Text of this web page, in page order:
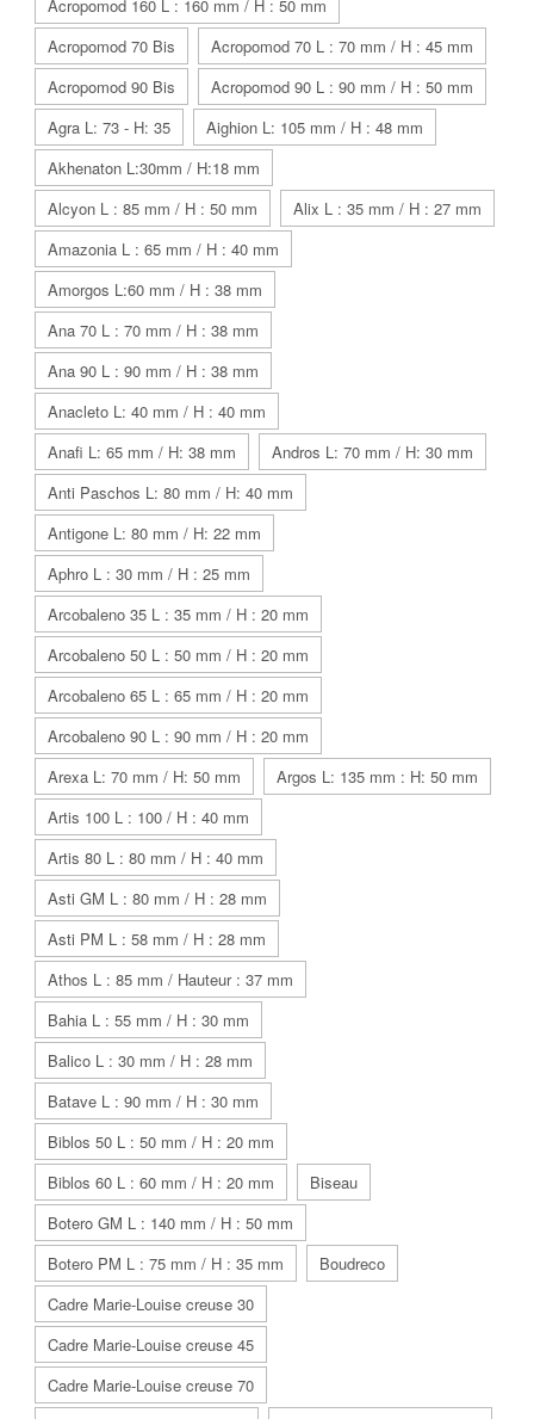
Acropomod 160 L : 160 mm / H : 50 mm
Acropomod 70 Bis
Acropomod 70 L : 70 mm / H : 45 mm
Acropomod 90 Bis
Acropomod 90 L : 90 mm / H : 50 mm
Agra L: 73 - H: 35
Aighion L: 105 mm / H : 48 mm
Akhenaton L:30mm / H:18 mm
Alcyon L : 85 mm / H : 50 mm
Alix L : 35 mm / H : 27 mm
Amazonia L : 65 mm / H : 40 mm
Amorgos L:60 mm / H : 38 mm
Ana 70 L : 70 mm / H : 38 mm
Ana 90 L : 90 mm / H : 38 mm
Anacleto L: 40 mm / H : 40 mm
Anafi L: 65 mm / H: 38 mm
Andros L: 70 mm / H: 30 mm
Anti Paschos L: 80 mm / H: 40 mm
Antigone L: 80 mm / H: 22 mm
Aphro L : 30 mm / H : 25 mm
Arcobaleno 35 L : 35 mm / H : 20 mm
Arcobaleno 50 L : 50 mm / H : 20 mm
Arcobaleno 65 L : 65 mm / H : 20 mm
Arcobaleno 90 L : 90 mm / H : 20 mm
Arexa L: 70 mm / H: 50 mm
Argos L: 135 mm : H: 50 mm
Artis 100 L : 100 / H : 40 mm
Artis 80 L : 80 mm / H : 40 mm
Asti GM L : 80 mm / H : 28 mm
Asti PM L : 58 mm / H : 28 mm
Athos L : 85 mm / Hauteur : 37 mm
Bahia L : 55 mm / H : 30 mm
Balico L : 30 mm / H : 28 mm
Batave L : 90 mm / H : 30 mm
Biblos 50 L : 50 mm / H : 20 mm
Biblos 60 L : 60 mm / H : 20 mm
Biseau
Botero GM L : 140 mm / H : 50 mm
Botero PM L : 75 mm / H : 35 mm
Boudreco
Cadre Marie-Louise creuse 30
Cadre Marie-Louise creuse 45
Cadre Marie-Louise creuse 70